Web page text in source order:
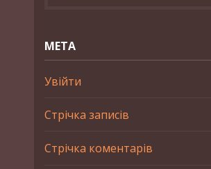
МЕТА
Увійти
Стрічка записів
Стрічка коментарів